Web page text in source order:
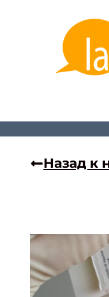
Назад к